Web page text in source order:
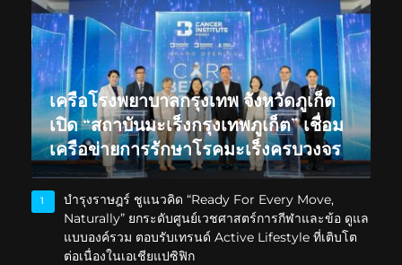
เครือโรงพยาบาลกรุงเทพ จังหวัดภูเก็ต
เปิด “สถาบันมะเร็งกรุงเทพภูเก็ต” เชื่อม
เครือข่ายการรักษาโรคมะเร็งครบวงจร
1
บำรุงราษฎร์ ชูแนวคิด “Ready For Every Move,
Naturally” ยกระดับศูนย์เวชศาสตร์การกีฬาและข้อ ดูแล
แบบองค์รวม ตอบรับเทรนด์ Active Lifestyle ที่เติบโต
ต่อเนื่องในเอเชียแปซิฟิก